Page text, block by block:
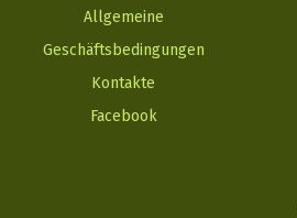
Allgemeine
Geschäftsbedingungen
Kontakte
Facebook